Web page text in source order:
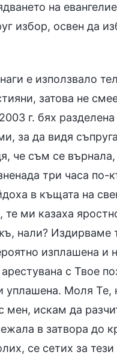
на
избор, освен да
е използвало
затова не
г. бях
за да видя
че съм се
три часа
в къщата на
те ми казаха
нали? Издирваме
изплашена и
с Твое
уплашена. Моля
мен, искам да
в затвора до
се сетих за тези